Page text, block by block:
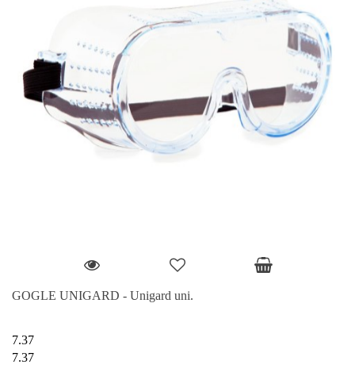
GOGLE UNIGARD - Unigard uni.
7.37
7.37